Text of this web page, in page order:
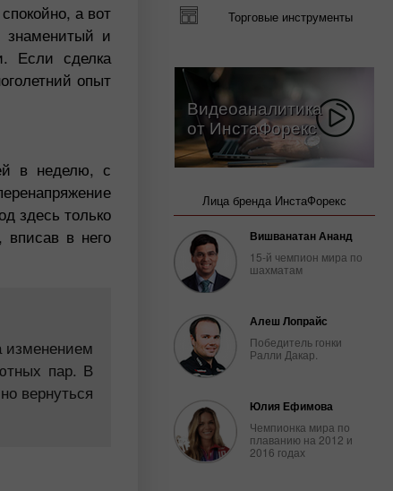
а вот
и
Если сделка
опыт
в неделю, с
здесь только
в него
изменением
пар. В
вернуться
Торговые инструменты
Видеоаналитика
от ИнстаФорекс
Лица бренда ИнстаФорекс
Вишванатан Ананд
15-й чемпион мира по
шахматам
Алеш Лопрайс
Победитель гонки
Ралли Дакар.
Юлия Ефимова
Чемпионка мира по
плаванию на 2012 и
2016 годах